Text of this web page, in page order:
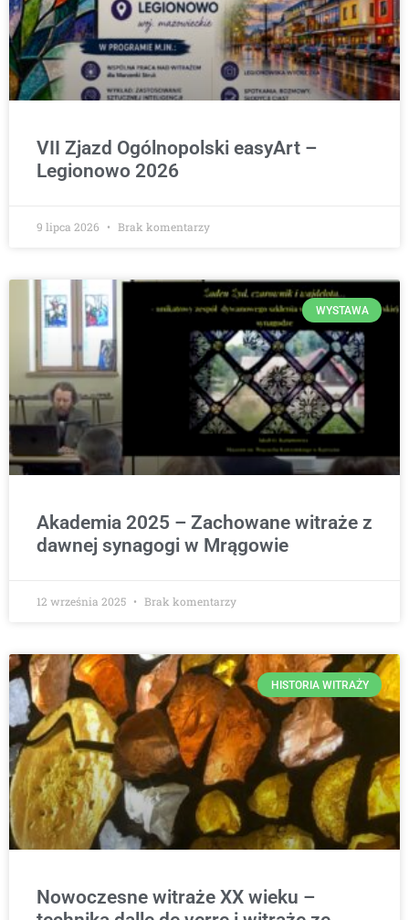
VII Zjazd Ogólnopolski easyArt –
Legionowo 2026
9 lipca 2026 Brak komentarzy
WYSTAWA
Akademia 2025 – Zachowane witraże z
dawnej synagogi w Mrągowie
12 września 2025 Brak komentarzy
HISTORIA WITRAŻY
Nowoczesne witraże XX wieku –